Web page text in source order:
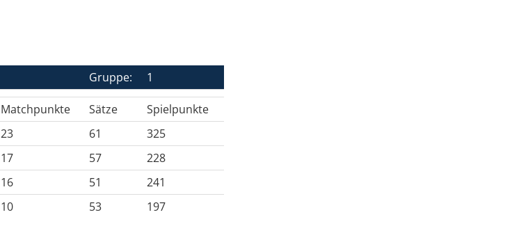
Gruppe: 1
Matchpunkte Sätze
Spielpunkte
23 61
325
17 57
228
16 51
241
10 53
197